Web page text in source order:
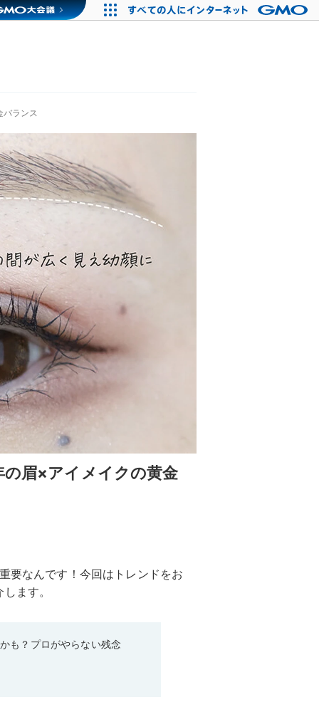
バランス
眉×アイメイクの黄金
要なんです！今回はトレンドをお
ます。
も？プロがやらない残念